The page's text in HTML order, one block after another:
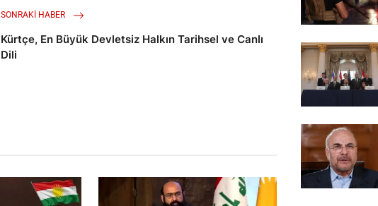
SONRAKI HABER
Kürtçe, En Büyük Devletsiz Halkın Tarihsel ve Canlı
Dili